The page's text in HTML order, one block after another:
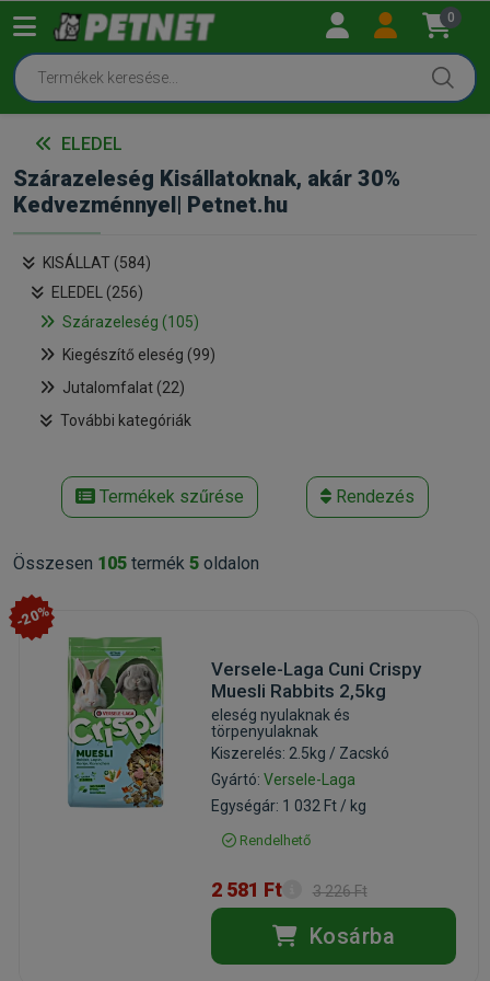
0
ELEDEL
Szárazeleség Kisállatoknak, akár 30%
Kedvezménnyel| Petnet.hu
KISÁLLAT (584)
ELEDEL (256)
Szárazeleség (105)
Kiegészítő eleség (99)
Jutalomfalat (22)
További kategóriák
Termékek szűrése Rendezés
Összesen 105 termék 5 oldalon
-20%
Versele-Laga Cuni Crispy
Muesli Rabbits 2,5kg
eleség nyulaknak és
törpenyulaknak
Kiszerelés: 2.5kg / Zacskó
Gyártó: Versele-Laga
Egységár: 1 032 Ft / kg
Rendelhető
2 581 Ft 3 226 Ft
Kosárba